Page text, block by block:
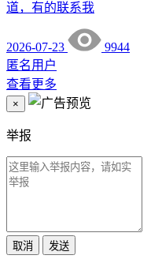
道，有的联系我
2026-07-23
9944
匿名用户
查看更多
×
举报
取消 发送